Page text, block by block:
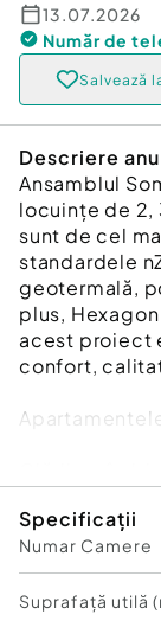
13.07.2026
Număr de
Salvează
Descriere
Ansamblul
locuințe de 2,
sunt de cel
standardele
geotermală,
plus,
acest proiect
confort,
Hytect ce
din vată
cu aluminiu,
automate
Specificații
Numar Camere
Suprafață utilă